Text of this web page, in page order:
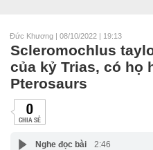
Đức Khương | 08/10/2022 | 19:13
Scleromochlus
của kỷ Trias, có họ
Pterosaurs
0
CHIA SẺ
Nghe đọc bài 2:46